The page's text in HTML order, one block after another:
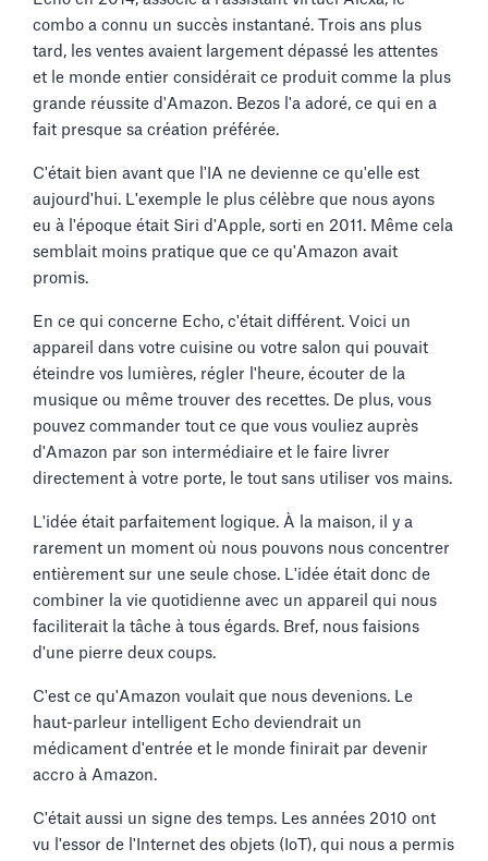
combo a connu un succès instantané. Trois ans plus
tard, les ventes avaient largement dépassé les attentes
et le monde entier considérait ce produit comme la plus
grande réussite d'Amazon. Bezos l'a adoré, ce qui en a
fait presque sa création préférée.
C'était bien avant que l'IA ne devienne ce qu'elle est
aujourd'hui. L'exemple le plus célèbre que nous ayons
eu à l'époque était Siri d'Apple, sorti en 2011. Même cela
semblait moins pratique que ce qu'Amazon avait
promis.
En ce qui concerne Echo, c'était différent. Voici un
appareil dans votre cuisine ou votre salon qui pouvait
éteindre vos lumières, régler l'heure, écouter de la
musique ou même trouver des recettes. De plus, vous
pouvez commander tout ce que vous vouliez auprès
d'Amazon par son intermédiaire et le faire livrer
directement à votre porte, le tout sans utiliser vos mains.
L'idée était parfaitement logique. À la maison, il y a
rarement un moment où nous pouvons nous concentrer
entièrement sur une seule chose. L'idée était donc de
combiner la vie quotidienne avec un appareil qui nous
faciliterait la tâche à tous égards. Bref, nous faisions
d'une pierre deux coups.
C'est ce qu'Amazon voulait que nous devenions. Le
haut-parleur intelligent Echo deviendrait un
médicament d'entrée et le monde finirait par devenir
accro à Amazon.
C'était aussi un signe des temps. Les années 2010 ont
vu l'essor de l'Internet des objets (IoT), qui nous a permis